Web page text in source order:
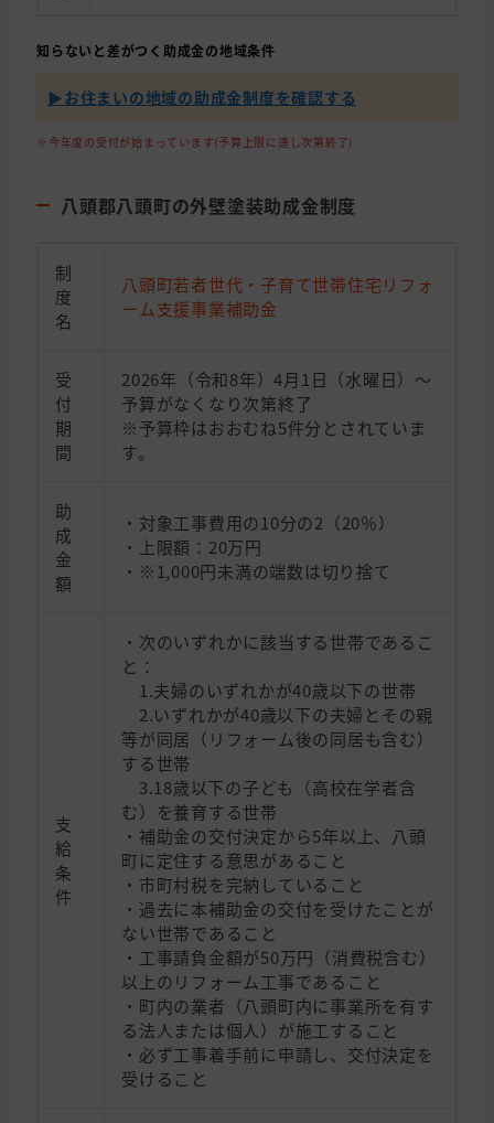
知らないと差がつく助成金の地域条件
▶︎お住まいの地域の助成金制度を確認する
※今年度の受付が始まっています(予算上限に達し次第終了)
八頭郡八頭町の外壁塗装助成金制度
制
度
名
八頭町若者世代・子育て世帯住宅リフォ
ーム支援事業補助金
受
付
期
間
2026年（令和8年）4月1日（水曜日）～
予算がなくなり次第終了
※予算枠はおおむね5件分とされていま
す。
助
成
金
額
・対象工事費用の10分の2（20％）
・上限額：20万円
・※1,000円未満の端数は切り捨て
支
給
条
件
・次のいずれかに該当する世帯であるこ
と：
1.夫婦のいずれかが40歳以下の世帯
2.いずれかが40歳以下の夫婦とその親
等が同居（リフォーム後の同居も含む）
する世帯
3.18歳以下の子ども（高校在学者含
む）を養育する世帯
・補助金の交付決定から5年以上、八頭
町に定住する意思があること
・市町村税を完納していること
・過去に本補助金の交付を受けたことが
ない世帯であること
・工事請負金額が50万円（消費税含む）
以上のリフォーム工事であること
・町内の業者（八頭町内に事業所を有す
る法人または個人）が施工すること
・必ず工事着手前に申請し、交付決定を
受けること